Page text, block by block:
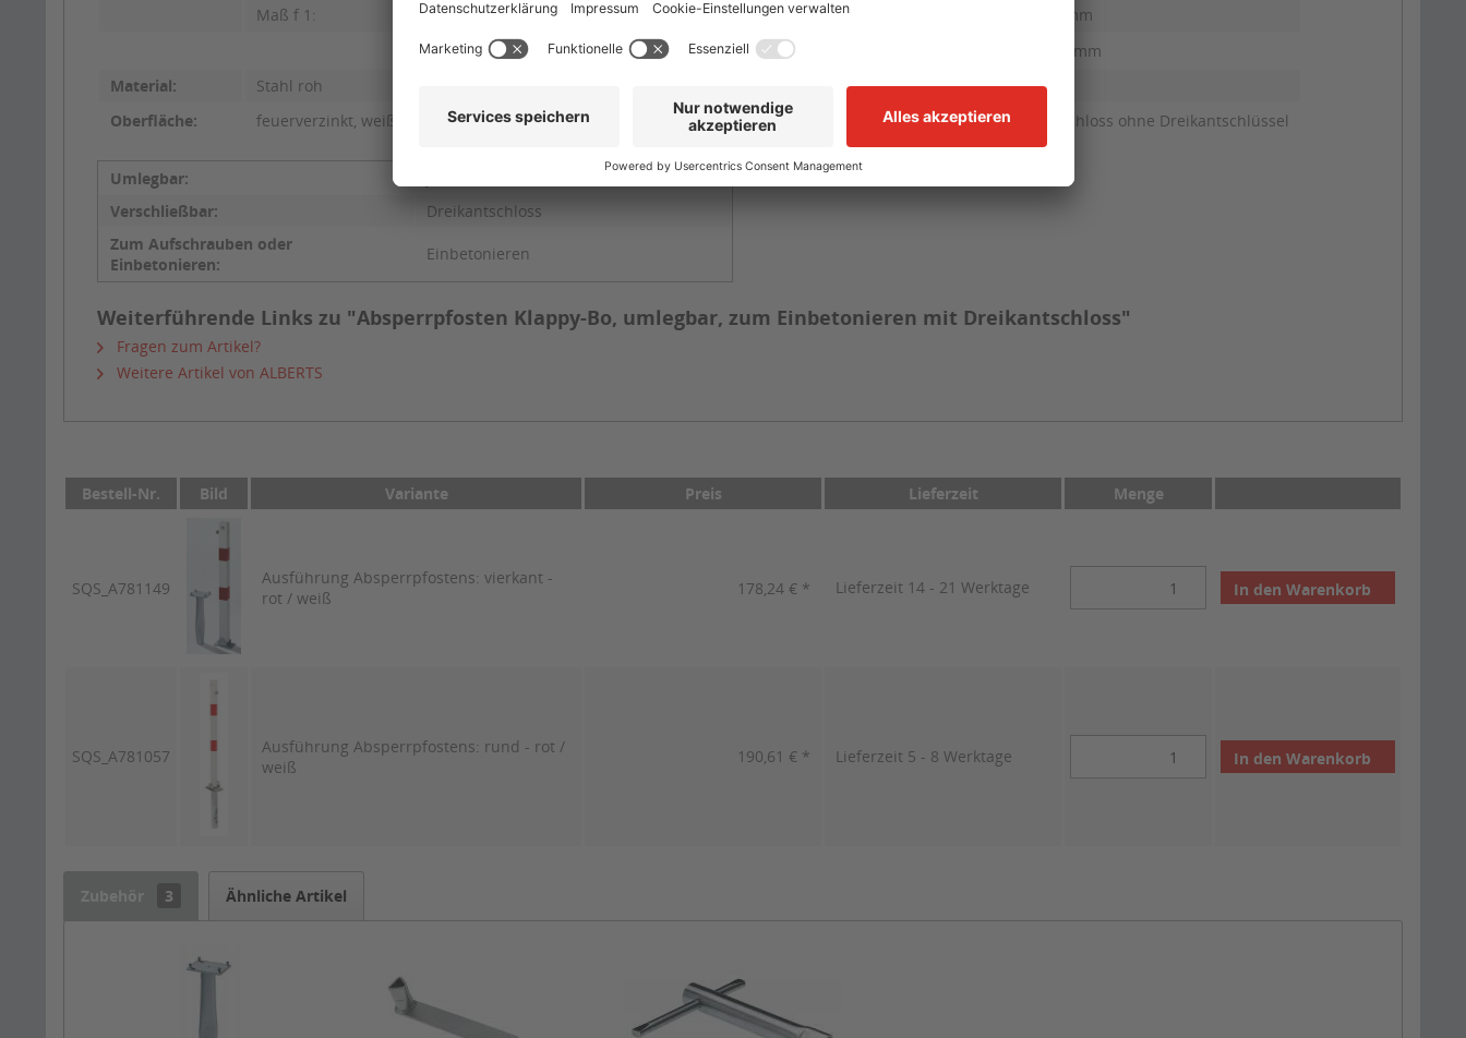
Maß f 1:
400 mm Maß e-⌀:
60 mm
Maß f 1:
400 mm
Material:
Stahl roh
Oberfläche:
feuerverzinkt, weiß kunststoffbeschichtet mit zwei roten, reflektierenden Ringen, zum Einbetonieren, Dreikantschloss ohne Dreikantschlüssel
Umlegbar:
Verschließbar:
Dreikantschloss
Zum Aufschrauben oder
Einbetonieren:
Einbetonieren
Weiterführende Links zu "Absperrpfosten Klappy-Bo, umlegbar, zum Einbetonieren mit Dreikantschloss"
Fragen zum Artikel?
Weitere Artikel von ALBERTS
Bestell-Nr. Bild Variante Preis Lieferzeit Menge
SQS_A781149
Ausführung Absperrpfostens: vierkant -
rot / weiß
178,24 € * Lieferzeit 14 - 21 Werktage In den Warenkorb
SQS_A781057
Ausführung Absperrpfostens: rund - rot /
weiß
190,61 € * Lieferzeit 5 - 8 Werktage In den Warenkorb
Zubehör 3 Ähnliche Artikel